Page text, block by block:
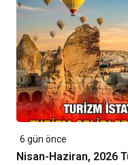
6 gün önce
Nisan-Haziran, 2026